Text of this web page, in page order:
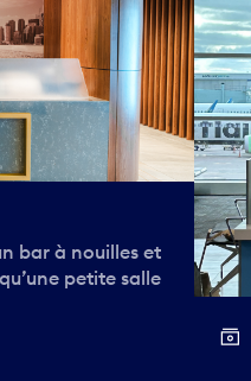
bar à nouilles et
petite salle